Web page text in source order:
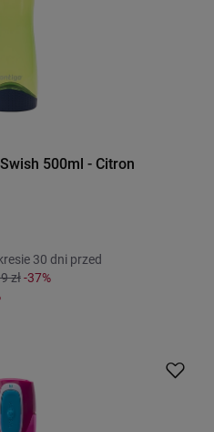
500ml - Citron
30 dni przed
zł-37%